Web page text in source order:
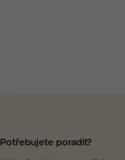
Potřebujete poradit?